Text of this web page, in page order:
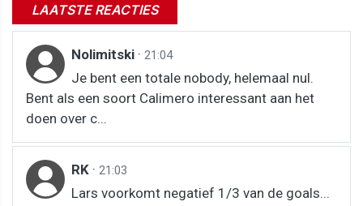
LAATSTE REACTIES
Nolimitski · 21:04
Je bent een totale nobody, helemaal nul.
Bent als een soort Calimero interessant aan het
doen over c...
RK · 21:03
Lars voorkomt negatief 1/3 van de goals...